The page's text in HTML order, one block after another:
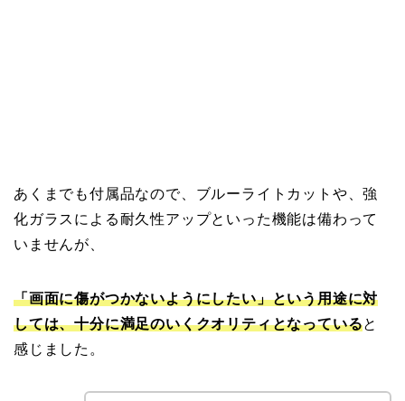
あくまでも付属品なので、ブルーライトカットや、強
化ガラスによる耐久性アップといった機能は備わって
いませんが、
「画面に傷がつかないようにしたい」という用途に対
しては、十分に満足のいくクオリティとなっていると
感じました。